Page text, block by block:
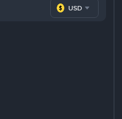
USD